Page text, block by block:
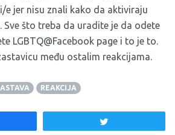
e jer nisu znali kako da aktiviraju
Sve što treba da uradite je da odete
LGBTQ@Facebook page i to je to.
među ostalim reakcijama.
REAKCIJA